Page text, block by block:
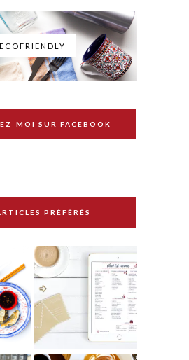
ECOFRIENDLY
MOI SUR FACEBOOK
PRÉFÉRÉS